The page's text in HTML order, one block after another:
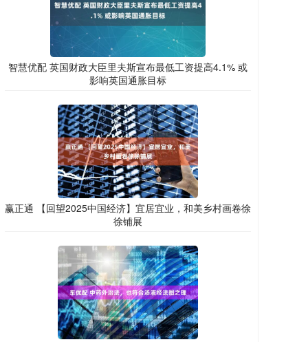
智慧优配 英国财政大臣里夫斯宣布最低工资提高4.1% 或
影响英国通胀目标
赢正通 【回望2025中国经济】宜居宜业，和美乡村画卷徐
徐铺展